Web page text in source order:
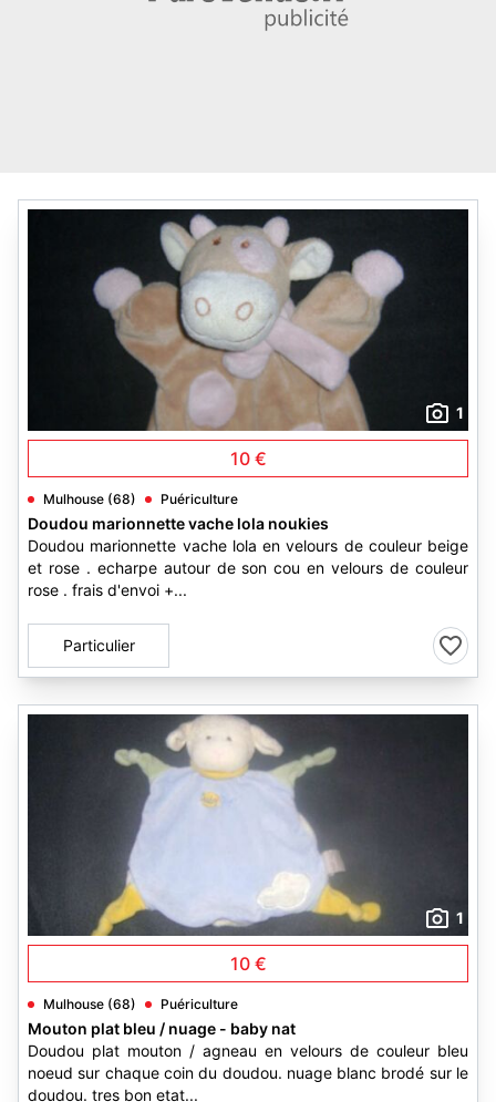
1
10 €
Mulhouse (68) Puériculture
Doudou marionnette vache lola noukies
Doudou marionnette vache lola en velours de couleur beige
et rose . echarpe autour de son cou en velours de couleur
rose . frais d'envoi +...
Particulier
1
10 €
Mulhouse (68) Puériculture
Mouton plat bleu / nuage - baby nat
Doudou plat mouton / agneau en velours de couleur bleu
noeud sur chaque coin du doudou. nuage blanc brodé sur le
doudou. tres bon etat...